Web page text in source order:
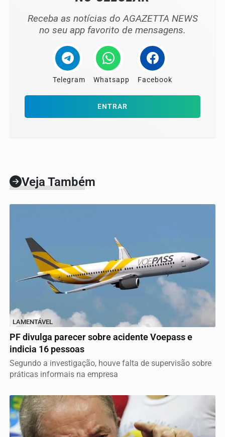
Receba as notícias do AGAZETTA NEWS
no seu app favorito de mensagens.
Telegram Whatsapp Facebook
ENTRAR
Veja Também
LAMENTÁVEL
PF divulga parecer sobre acidente Voepass e
indicia 16 pessoas
Segundo a investigação, houve falta de supervisão sobre
práticas informais na empresa